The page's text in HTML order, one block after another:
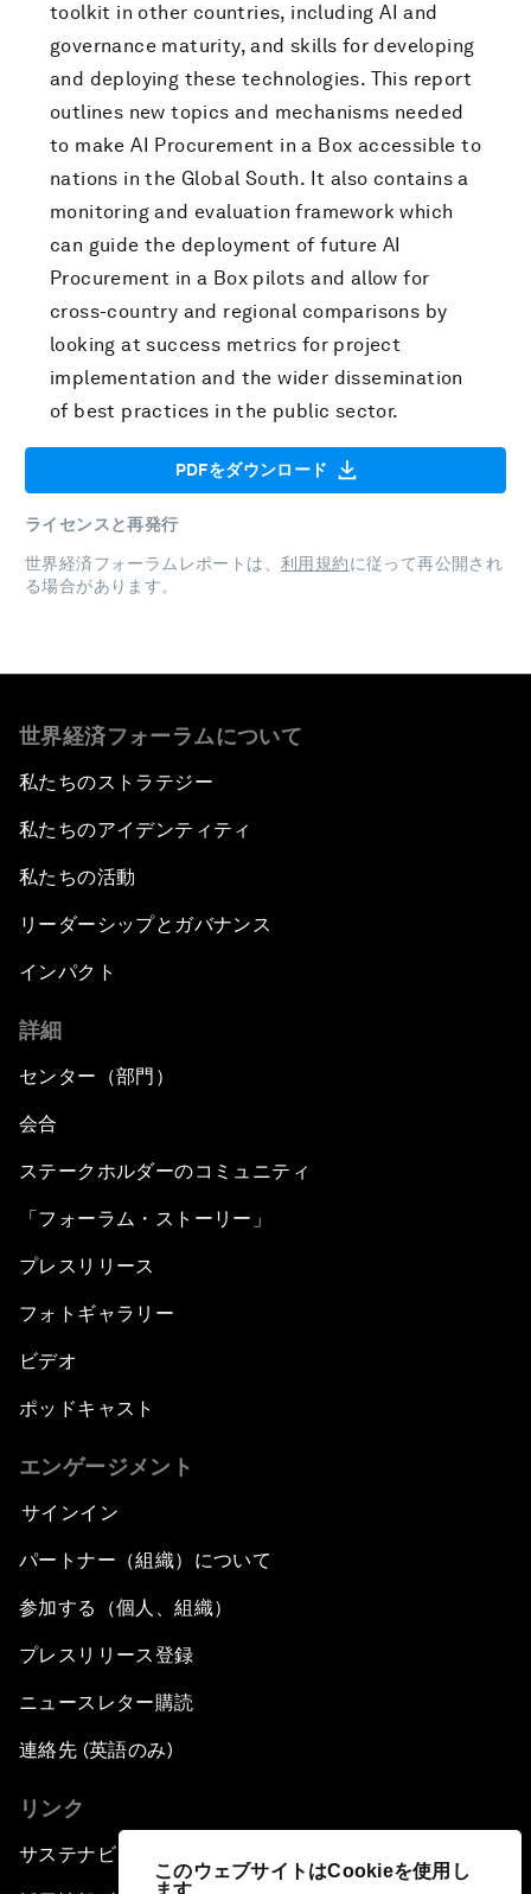
このウェブサイトはCookieを使用し
ます
toolkit in other countries, including AI and
governance maturity, and skills for developing
and deploying these technologies. This report
outlines new topics and mechanisms needed
to make AI Procurement in a Box accessible to
nations in the Global South. It also contains a
monitoring and evaluation framework which
can guide the deployment of future AI
Procurement in a Box pilots and allow for
cross-country and regional comparisons by
looking at success metrics for project
implementation and the wider dissemination
of best practices in the public sector.
PDFをダウンロード
ライセンスと再発行
世界経済フォーラムレポートは、 利用規約に従って再公開され
る場合があります。
世界経済フォーラムについて
私たちのストラテジー
私たちのアイデンティティ
私たちの活動
リーダーシップとガバナンス
インパクト
詳細
センター（部門）
会合
ステークホルダーのコミュニティ
「フォーラム・ストーリー」
プレスリリース
フォトギャラリー
ビデオ
ポッドキャスト
エンゲージメント
サインイン
パートナー（組織）について
参加する（個人、組織）
プレスリリース登録
ニュースレター購読
連絡先 (英語のみ)
リンク
サステナビリティへの取り組み